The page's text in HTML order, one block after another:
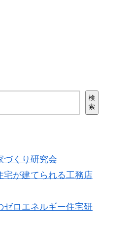
検
索
づくり研究会
宅が建てられる工務店
ゼロエネルギー住宅研